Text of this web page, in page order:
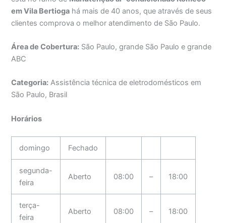
em Vila Bertioga há mais de 40 anos, que através de seus
clientes comprova o melhor atendimento de São Paulo.
Área de Cobertura: São Paulo, grande São Paulo e grande
ABC
Categoria: Assistência técnica de eletrodomésticos em
São Paulo, Brasil
Horários
domingo Fechado
segunda-
feira
Aberto 08:00 – 18:00
terça-
feira
Aberto 08:00 – 18:00